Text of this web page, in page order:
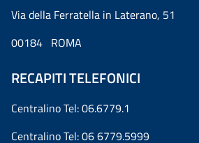
Via della Ferratella in Laterano, 51
00184 ROMA
RECAPITI TELEFONICI
Centralino Tel: 06.6779.1
Centralino Tel: 06 6779.5999